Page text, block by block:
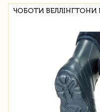
ЧОБОТИ ВЕЛЛІНГТОНИ